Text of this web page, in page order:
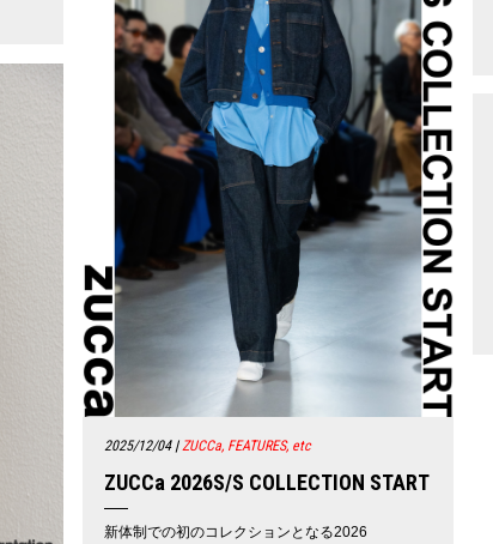
2025/12/04|ZUCCa, FEATURES, etc
ZUCCa 2026S/S COLLECTION START
新体制での初のコレクションとなる2026